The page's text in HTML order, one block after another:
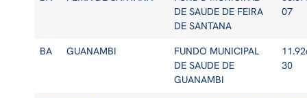
DE SAUDE DE FEIRA
DE SANTANA
07
BA GUANAMBI
FUNDO MUNICIPAL
DE SAUDE DE
GUANAMBI
30